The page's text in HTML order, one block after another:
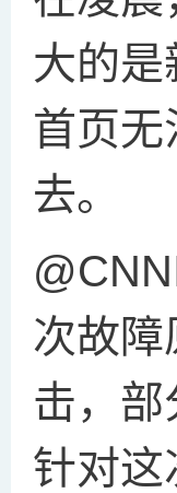
大的
首页
去。
次故
击，
针对这